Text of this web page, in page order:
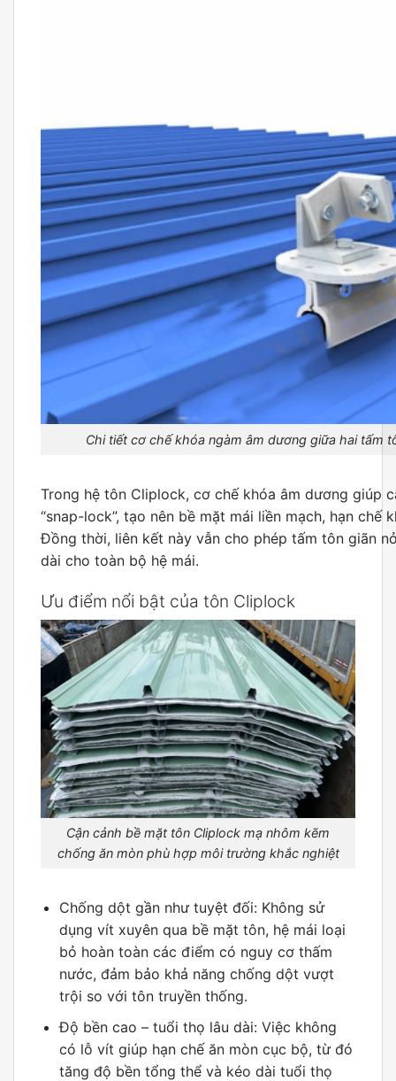
Chi tiết cơ chế khóa ngàm âm dương giữa hai tấm
Trong hệ tôn Cliplock, cơ chế khóa âm dương giúp
“snap-lock”, tạo nên bề mặt mái liền mạch, hạn
Đồng thời, liên kết này vẫn cho phép tấm tôn giãn
dài cho toàn bộ hệ mái.
Ưu điểm nổi bật của tôn Cliplock
Cận cảnh bề mặt tôn Cliplock mạ nhôm kẽm
chống ăn mòn phù hợp môi trường khắc nghiệt
Chống dột gần như tuyệt đối: Không sử
dụng vít xuyên qua bề mặt tôn, hệ mái loại
bỏ hoàn toàn các điểm có nguy cơ thấm
nước, đảm bảo khả năng chống dột vượt
trội so với tôn truyền thống.
Độ bền cao – tuổi thọ lâu dài: Việc không
có lỗ vít giúp hạn chế ăn mòn cục bộ, từ đó
tăng độ bền tổng thể và kéo dài tuổi thọ